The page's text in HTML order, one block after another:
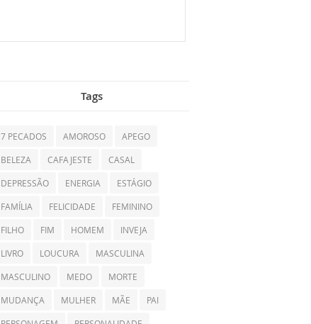
Tags
7 PECADOS AMOROSO APEGO
BELEZA CAFAJESTE CASAL
DEPRESSÃO ENERGIA ESTÁGIO
FAMÍLIA FELICIDADE FEMININO
FILHO FIM HOMEM INVEJA
LIVRO LOUCURA MASCULINA
MASCULINO MEDO MORTE
MUDANÇA MULHER MÃE PAI